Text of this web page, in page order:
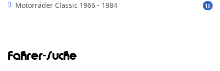
18
Motorräder Classic 1966 - 1984
Fahrer-Suche